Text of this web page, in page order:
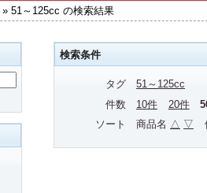
» 51～125cc の検索結果
検索条件
タグ
51～125cc
件数
10件 20件
ソート
商品名 △ ▽